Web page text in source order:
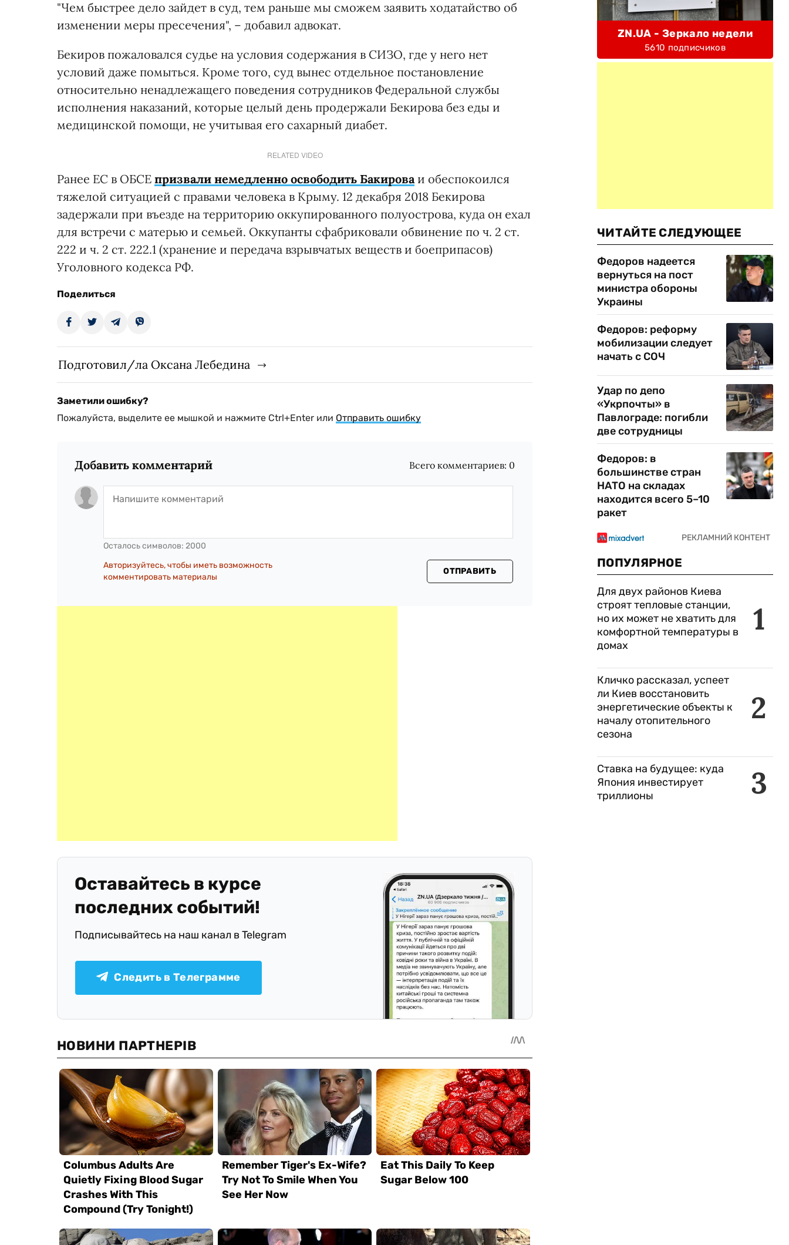
"Чем быстрее дело зайдет в суд, тем раньше мы сможем заявить ходатайство об
изменении меры пресечения", – добавил адвокат.
Бекиров пожаловался судье на условия содержания в СИЗО, где у него нет
условий даже помыться. Кроме того, суд вынес отдельное постановление
относительно ненадлежащего поведения сотрудников Федеральной службы
исполнения наказаний, которые целый день продержали Бекирова без еды и
медицинской помощи, не учитывая его сахарный диабет.
RELATED VIDEO
Ранее ЕС в ОБСЕ призвали немедленно освободить Бакирова и обеспокоился
тяжелой ситуацией с правами человека в Крыму. 12 декабря 2018 Бекирова
задержали при въезде на территорию оккупированного полуострова, куда он ехал
для встречи с матерью и семьей. Оккупанты сфабриковали обвинение по ч. 2 ст.
222 и ч. 2 ст. 222.1 (хранение и передача взрывчатых веществ и боеприпасов)
Уголовного кодекса РФ.
Поделиться
Подготовил/ла Оксана Лебедина
Заметили ошибку?
Пожалуйста, выделите ее мышкой и нажмите Ctrl+Enter или Отправить ошибку
Добавить комментарий Всего комментариев: 0
Осталось символов: 2000
Авторизуйтесь, чтобы иметь возможность
комментировать материалы
ОТПРАВИТЬ
Оставайтесь в курсе
последних событий!
Подписывайтесь на наш канал в Telegram
Следить в Телеграмме
ZN.UA - Зеркало недели
5610 подписчиков
ЧИТАЙТЕ СЛЕДУЮЩЕЕ
Федоров надеется
вернуться на пост
министра обороны
Украины
Федоров: реформу
мобилизации следует
начать с СОЧ
Удар по депо
«Укрпочты» в
Павлограде: погибли
две сотрудницы
Федоров: в
большинстве стран
НАТО на складах
находится всего 5–10
ракет
ПОПУЛЯРНОЕ
1
Для двух районов Киева
строят тепловые станции,
но их может не хватить для
комфортной температуры в
домах
2
Кличко рассказал, успеет
ли Киев восстановить
энергетические объекты к
началу отопительного
сезона
3
Ставка на будущее: куда
Япония инвестирует
триллионы